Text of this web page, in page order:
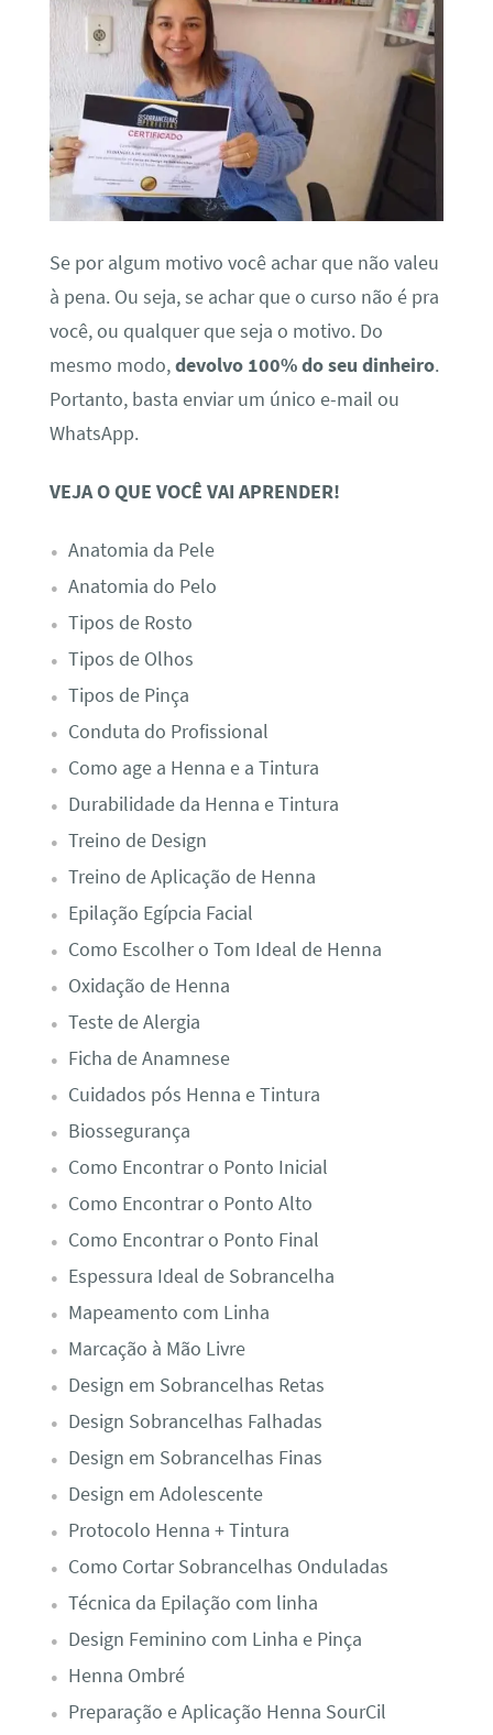
Se por algum motivo você achar que não valeu
à pena. Ou seja, se achar que o curso não é pra
você, ou qualquer que seja o motivo. Do
mesmo modo,devolvo 100% do seu dinheiro.
Portanto, basta enviar um único e-mail ou
WhatsApp.
VEJA O QUE VOCÊ VAI APRENDER!
Anatomia da Pele
Anatomia do Pelo
Tipos de Rosto
Tipos de Olhos
Tipos de Pinça
Conduta do Profissional
Como age a Henna e a Tintura
Durabilidade da Henna e Tintura
Treino de Design
Treino de Aplicação de Henna
Epilação Egípcia Facial
Como Escolher o Tom Ideal de Henna
Oxidação de Henna
Teste de Alergia​
Ficha de Anamnese​
Cuidados pós Henna e Tintura
Biossegurança
Como Encontrar o Ponto Inicial
Como Encontrar o Ponto Alto
Como Encontrar o Ponto Final
Espessura Ideal de Sobrancelha
Mapeamento com Linha
Marcação à Mão Livre
Design em Sobrancelhas Retas
Design Sobrancelhas Falhadas
Design em Sobrancelhas Finas
Design em Adolescente
Protocolo Henna + Tintura
Como Cortar Sobrancelhas Onduladas
Técnica da Epilação com linha
Design Feminino com Linha e Pinça
Henna Ombré
Preparação e Aplicação Henna SourCil